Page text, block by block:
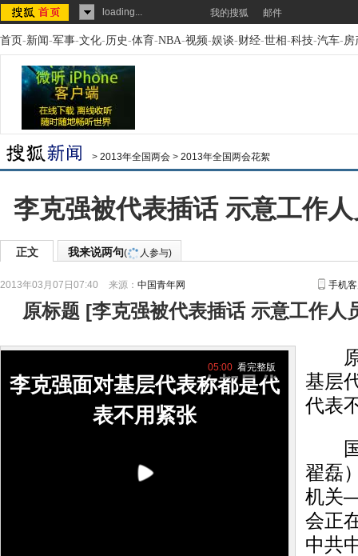
loading... 我的搜狐 邮件
首页-新闻-军事-文化-历史-体育-NBA-视频-娱谈-财经-世相-科技-汽车-房
> 2013年全国两会 > 2013年全国两会花絮
李克强被代表插话 示意工作
正文 我来说两句( 人参与)
2013年03月07日07:40 来源： 中国青年网 手机
原标题 [李克强被代表插话 示意工作人
李克强面对基层代表称都是代
表不用紧张
05:00 看完整版
原
基层
代表
国
翟磊
机关
会正
中共